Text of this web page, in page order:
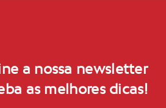
a nossa newsletter
as melhores dicas!